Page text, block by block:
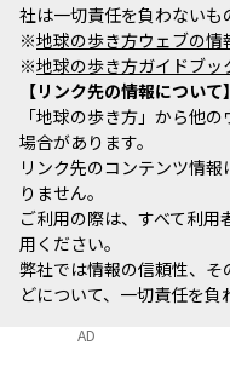
社は一切責任を負わないも
※地球の歩き方ウェブの情
※地球の歩き方ガイドブ
リンク先の情報について
「地球の歩き方」から他
場合があります。
リンク先のコンテンツ情
りません。
ご利用の際は、すべて利
用ください。
弊社では情報の信頼性、
どについて、一切責任を負
AD